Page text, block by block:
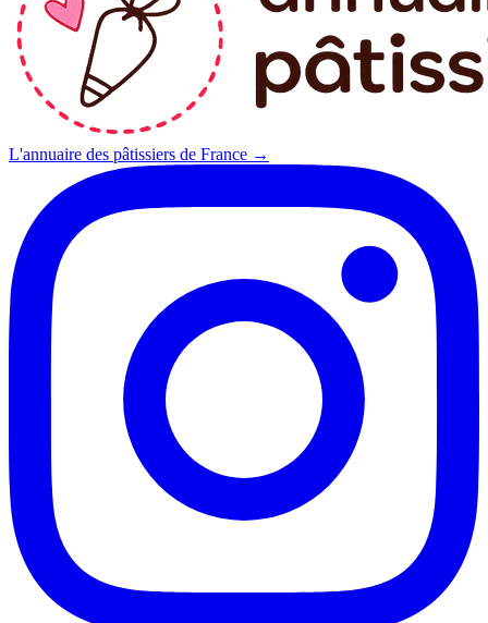
L'annuaire des pâtissiers de France →